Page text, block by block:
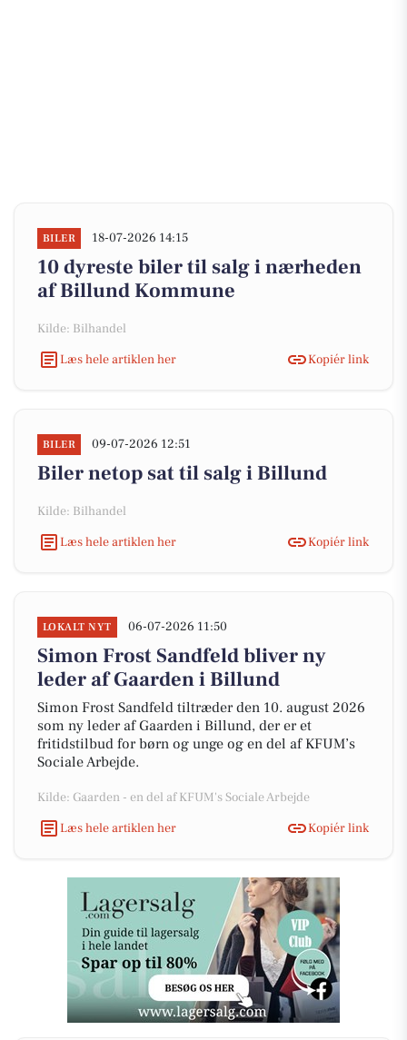
BILER 18-07-2026 14:15
10 dyreste biler til salg i nærheden
af Billund Kommune
Kilde: Bilhandel
Læs hele artiklen her
Kopiér link
BILER 09-07-2026 12:51
Biler netop sat til salg i Billund
Kilde: Bilhandel
Læs hele artiklen her
Kopiér link
LOKALT NYT 06-07-2026 11:50
Simon Frost Sandfeld bliver ny
leder af Gaarden i Billund
Simon Frost Sandfeld tiltræder den 10. august 2026
som ny leder af Gaarden i Billund, der er et
fritidstilbud for børn og unge og en del af KFUM’s
Sociale Arbejde.
Kilde: Gaarden - en del af KFUM's Sociale Arbejde
Læs hele artiklen her
Kopiér link